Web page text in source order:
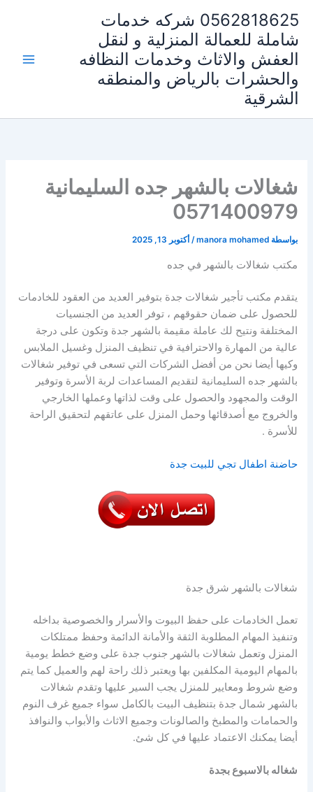
المحتوى
0562818625 شركه خدمات
شاملة للعمالة المنزلية و لنقل
العفش والاثاث وخدمات النظافه
والحشرات بالرياض والمنطقه
الشرقية
شغالات بالشهر جده السليمانية
0571400979
بواسطة manora mohamed
/ أكتوبر 13, 2025
مكتب شغالات بالشهر في جده
يتقدم مكتب تأجير شغالات جدة بتوفير العديد من العقود للخادمات
للحصول على ضمان حقوقهم ، توفر العديد من الجنسيات
المختلفة ونتيح لك عاملة مقيمة بالشهر جدة وتكون على درجة
عالية من المهارة والاحترافية في تنظيف المنزل وغسيل الملابس
وكيها أيضا نحن من أفضل الشركات التي تسعى في توفير شغالات
بالشهر جده السليمانية لتقديم المساعدات لربة الأسرة وتوفير
الوقت والمجهود والحصول على وقت لذاتها وعملها الخارجي
والخروج مع أصدقائها وحمل المنزل على عاتقهم لتحقيق الراحة
للأسرة .
حاضنة اطفال تجي للبيت جدة
شغالات بالشهر شرق جدة
تعمل الخادمات على حفظ البيوت والأسرار والخصوصية بداخله
وتنفيذ المهام المطلوبة الثقة والأمانة الدائمة وحفظ ممتلكات
المنزل وتعمل شغالات بالشهر جنوب جدة على وضع خطط يومية
بالمهام اليومية المكلفين بها ويعتبر ذلك راحة لهم والعميل كما يتم
وضع شروط ومعايير للمنزل يجب السير عليها وتقدم شغالات
بالشهر شمال جدة بتنظيف البيت بالكامل سواء جميع غرف النوم
والحمامات والمطبخ والصالونات وجميع الاثاث والأبواب والنوافذ
أيضا يمكنك الاعتماد عليها في كل شئ.
شغاله بالاسبوع بجدة